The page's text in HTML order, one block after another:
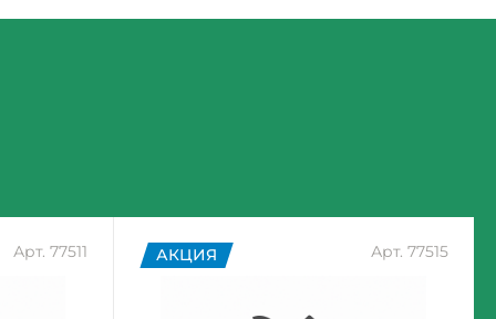
Арт. 77511 Арт. 77515
АКЦИЯ